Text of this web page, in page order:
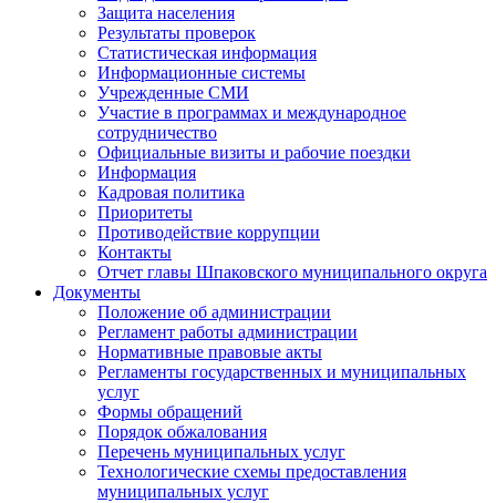
Защита населения
Результаты проверок
Статистическая информация
Информационные системы
Учрежденные СМИ
Участие в программах и международное
сотрудничество
Официальные визиты и рабочие поездки
Информация
Кадровая политика
Приоритеты
Противодействие коррупции
Контакты
Отчет главы Шпаковского муниципального округа
Документы
Положение об администрации
Регламент работы администрации
Нормативные правовые акты
Регламенты государственных и муниципальных
услуг
Формы обращений
Порядок обжалования
Перечень муниципальных услуг
Технологические схемы предоставления
муниципальных услуг